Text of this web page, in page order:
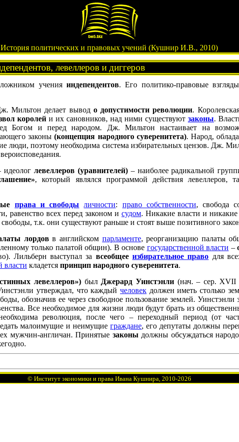
История политических и правовых учений (Кушнир И.В., 2010)
левеллеров и диггеров
ученияиндепендентов. Его политико-правовые
Мильтон делает вывод о допустимости революции.
королей и их сановников, над ними существуют законы.
Богом и перед народом. Дж. Мильтон настаивает на
законы(концепция народного суверенитета). Народ,
люди, поэтому необходима система избирательных цензов. Дж.
левеллеров (уравнителей)– наиболее радикальной
, который являлся программой действия левеллеров,
права и свободы личности: право собственности, свобода
равенство всех перед законом и судом. Никакие власти и
т.к. они существуют раньше и стоят выше позитивного
лордовв английском парламенте, реорганизацию палаты
только палатой общин). В основе государственной власти –
Лильберн выступал за всеобщееизбирательное право для
власти кладется принцип народного суверенитета.
левеллеров») был Джерард Уинстэнли(нач. – сер. XVII
утверждал, что каждыйчеловек должен иметь столько
обозначив ее через свободное пользование землей. Уинстэнли
Все необходимое для жизни люди будут брать из
революция, после чего – переходный период (от
малоимущие и неимущие граждане, его депутаты должны
мужчин-англичан. Принятые законы должны обсуждаться
© Институт экономики и права Ивана Кушнира, 2010-2026